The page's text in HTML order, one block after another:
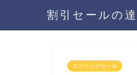
割引セールの達
スプリングセール